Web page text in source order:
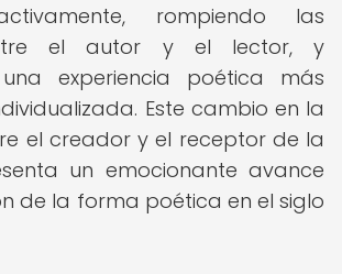
rompiendo las
el autor y el lector, y
experiencia poética más
Este cambio en la
el creador y el receptor de la
un emocionante avance
de la forma poética en el siglo